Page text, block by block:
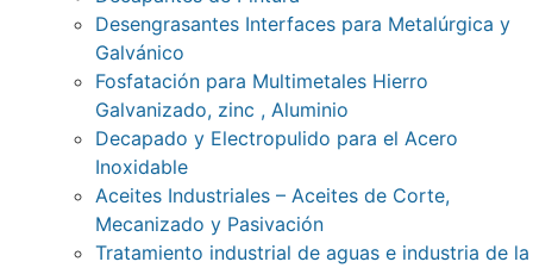
Desengrasantes Interfaces para Metalúrgica y
Galvánico
Fosfatación para Multimetales Hierro
Galvanizado, zinc , Aluminio
Decapado y Electropulido para el Acero
Inoxidable
Aceites Industriales – Aceites de Corte,
Mecanizado y Pasivación
Tratamiento industrial de aguas e industria de la